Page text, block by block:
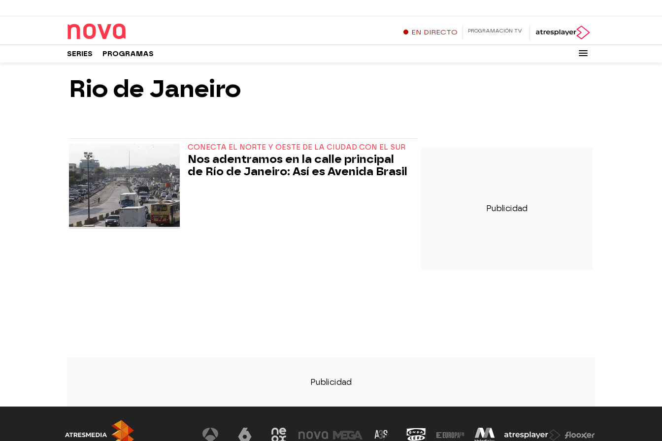
EN DIRECTO PROGRAMACIÓN TV
SERIES PROGRAMAS
Rio de Janeiro
CONECTA EL NORTE Y OESTE DE LA CIUDAD CON EL SUR
Nos adentramos en la calle principal
de Río de Janeiro: Así es Avenida Brasil